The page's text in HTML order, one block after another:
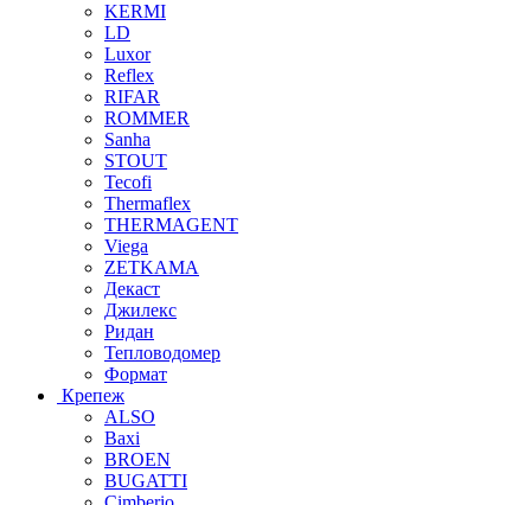
KERMI
LD
Luxor
Reflex
RIFAR
ROMMER
Sanha
STOUT
Tecofi
Thermaflex
THERMAGENT
Viega
ZETKAMA
Декаст
Джилекс
Ридан
Тепловодомер
Формат
Крепеж
ALSO
Baxi
BROEN
BUGATTI